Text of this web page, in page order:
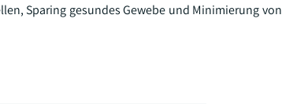
Sparing gesundes Gewebe und Minimierung von